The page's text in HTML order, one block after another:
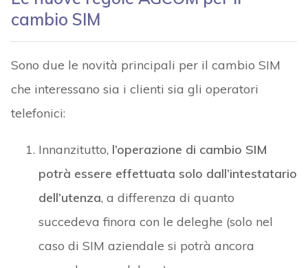
cambio SIM
Sono due le novità principali per il cambio SIM
che interessano sia i clienti sia gli operatori
telefonici:
Innanzitutto, l’operazione di cambio SIM
potrà essere effettuata solo dall’intestatario
dell’utenza, a differenza di quanto
succedeva finora con le deleghe (solo nel
caso di SIM aziendale si potrà ancora